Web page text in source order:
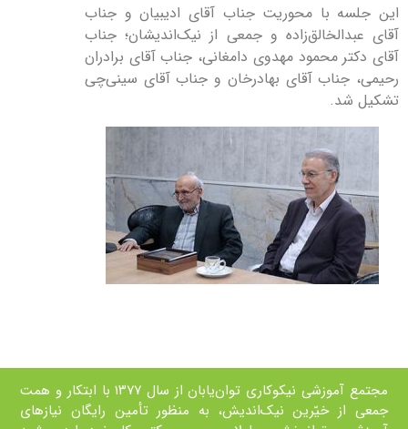
این جلسه با محوریت جناب آقای ادیبیان و جناب
آقای عبدالخالق‌زاده و جمعی از نیک‌اندیشان؛ جناب
آقای دکتر محمود مهدوی دامغانی، جناب آقای برادران
رحیمی، جناب آقای بهادرخان و جناب آقای سینی‌چی
تشکیل شد.
مجتمع آموزشی نیکوکاری توان‌یابان از سال ۱۳۷۷ با ابتکار و همت
جمعی از خيّرين نیک‌اندیش، به منظور تأمین رايگان نیازهای